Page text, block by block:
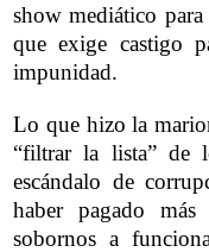
show mediático
que exige castigo
impunidad.
Lo que hizo la
“filtrar la lista” de
escándalo de
haber pagado
sobornos a